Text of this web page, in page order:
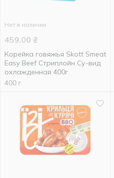
Нет в наличии
459.00 ₴
Корейка говяжья Skott Smeat
Easy Beef Стриплойн Су-вид
охлажденная 400г
400 г